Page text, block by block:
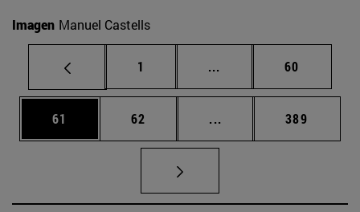
Imagen Manuel Castells
Página
1 ... Páginas intermedias
Página
60
Página
61 Página
62 ... Páginas intermedias
Página
389